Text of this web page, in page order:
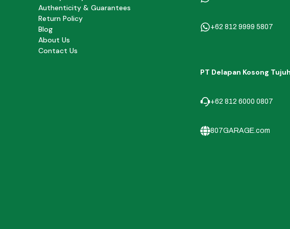
Authenticity & Guarantees
Return Policy
Blog
About Us
Contact Us
+62 812 9999 5807
PT Delapan Kosong
+62 812 6000 0807
807GARAGE.com